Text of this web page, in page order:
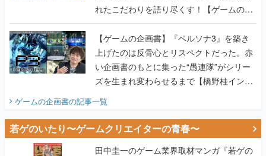
れたこだわりを語り尽くす！【ゲームの企
画書】
【ゲームの企画書】『ペルソナ3』を築き
上げたのは反骨心とリスペクトだった。赤
い企画書のもとに集った“愚連隊”がシリー
ズを生まれ変わらせるまで【橋野桂インタ
ビュー】
ゲームの企画書の記事一覧
若ゲのいたり〜ゲームクリエイターの青春〜
田中圭一のゲーム業界取材マンガ『若ゲの